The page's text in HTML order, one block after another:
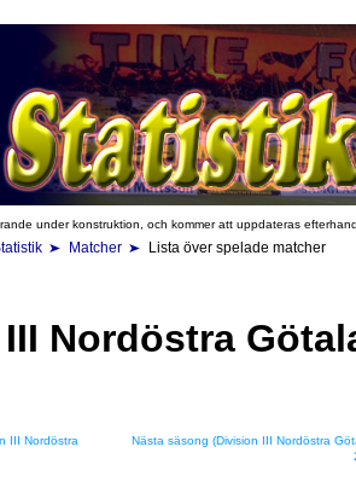
under konstruktion, och kommer att uppdateras
Matcher Lista över spelade matcher
Nordöstra
III Nordöstra
Nästa säsong (Division III Nordöstra